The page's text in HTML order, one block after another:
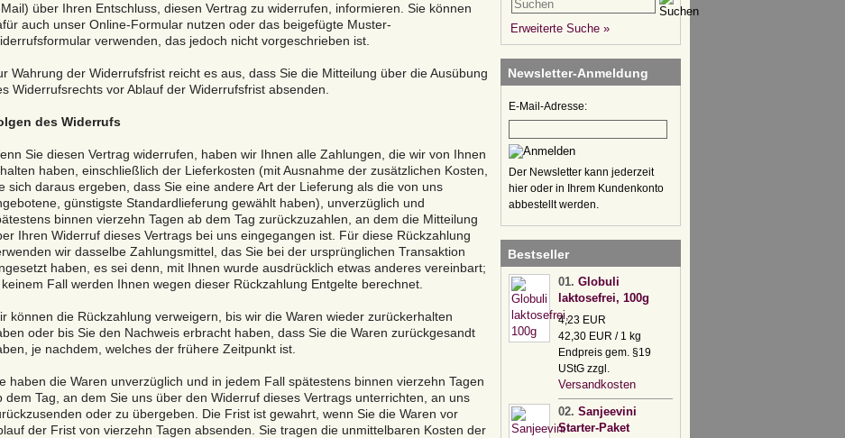
über Ihren Entschluss, diesen Vertrag zu widerrufen, informieren. Sie können
auch unser Online-Formular nutzen oder das beigefügte Muster-
verwenden, das jedoch nicht vorgeschrieben ist.
Wahrung der Widerrufsfrist reicht es aus, dass Sie die Mitteilung über die Ausübung
Widerrufsrechts vor Ablauf der Widerrufsfrist absenden.
des Widerrufs
Sie diesen Vertrag widerrufen, haben wir Ihnen alle Zahlungen, die wir von Ihnen
haben, einschließlich der Lieferkosten (mit Ausnahme der zusätzlichen Kosten,
sich daraus ergeben, dass Sie eine andere Art der Lieferung als die von uns
günstigste Standardlieferung gewählt haben), unverzüglich und
binnen vierzehn Tagen ab dem Tag zurückzuzahlen, an dem die Mitteilung
Ihren Widerruf dieses Vertrags bei uns eingegangen ist. Für diese Rückzahlung
wir dasselbe Zahlungsmittel, das Sie bei der ursprünglichen Transaktion
haben, es sei denn, mit Ihnen wurde ausdrücklich etwas anderes vereinbart;
keinem Fall werden Ihnen wegen dieser Rückzahlung Entgelte berechnet.
können die Rückzahlung verweigern, bis wir die Waren wieder zurückerhalten
oder bis Sie den Nachweis erbracht haben, dass Sie die Waren zurückgesandt
je nachdem, welches der frühere Zeitpunkt ist.
haben die Waren unverzüglich und in jedem Fall spätestens binnen vierzehn Tagen
dem Tag, an dem Sie uns über den Widerruf dieses Vertrags unterrichten, an uns
oder zu übergeben. Die Frist ist gewahrt, wenn Sie die Waren vor
der Frist von vierzehn Tagen absenden. Sie tragen die unmittelbaren Kosten der
Erweiterte Suche »
Newsletter-Anmeldung
E-Mail-Adresse:
Der Newsletter kann jederzeit
hier oder in Ihrem Kundenkonto
abbestellt werden.
Bestseller
01. Globuli
laktosefrei, 100g
4,23 EUR
42,30 EUR / 1 kg
Endpreis gem. §19
UStG zzgl.
Versandkosten
02. Sanjeevini
Starter-Paket